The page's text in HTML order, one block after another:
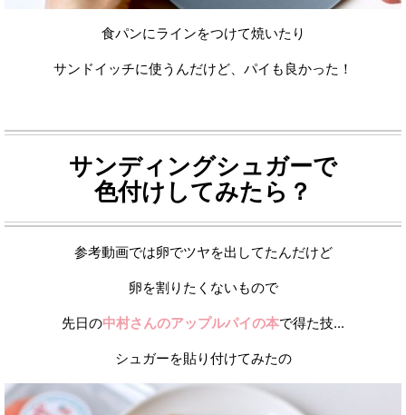
食パンにラインをつけて焼いたり
サンドイッチに使うんだけど、パイも良かった！
サンディングシュガーで
色付けしてみたら？
参考動画では卵でツヤを出してたんだけど
卵を割りたくないもので
先日の中村さんのアップルパイの本で得た技...
シュガーを貼り付けてみたの